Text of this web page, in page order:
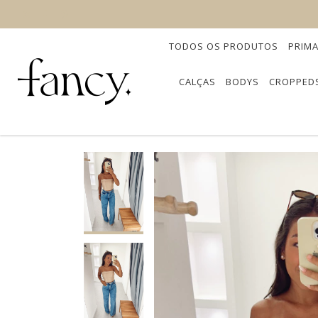
TODOS OS PRODUTOS
CALÇAS BODYS